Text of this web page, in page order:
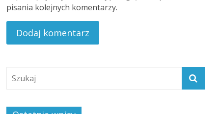
pisania kolejnych komentarzy.